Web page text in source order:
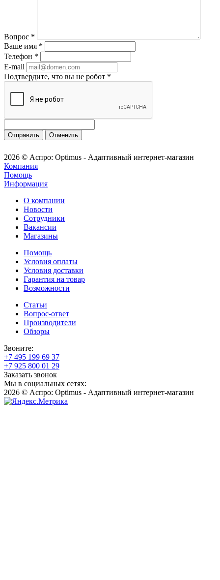
Вопрос *
Ваше имя *
Телефон *
E-mail
Подтвердите, что вы не робот *
Отменить
2026 © Аспро: Optimus - Адаптивный интернет-магазин
Компания
Помощь
Информация
О компании
Новости
Сотрудники
Вакансии
Магазины
Помощь
Условия оплаты
Условия доставки
Гарантия на товар
Возможности
Статьи
Вопрос-ответ
Производители
Обзоры
Звоните:
+7 495 199 69 37
+7 925 800 01 29
Заказать звонок
Мы в социальных сетях:
2026 © Аспро: Optimus - Адаптивный интернет-магазин